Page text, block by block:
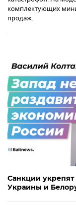
комплектующих
продаж.
Санкции
Украины и